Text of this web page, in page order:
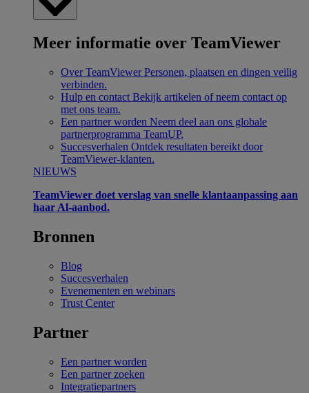
Meer informatie over TeamViewer
Over TeamViewer Personen, plaatsen en dingen veilig
verbinden.
Hulp en contact Bekijk artikelen of neem contact op
met ons team.
Een partner worden Neem deel aan ons globale
partnerprogramma TeamUP.
Succesverhalen Ontdek resultaten bereikt door
TeamViewer-klanten.
NIEUWS
TeamViewer doet verslag van snelle klantaanpassing aan
haar Al-aanbod.
Bronnen
Blog
Succesverhalen
Evenementen en webinars
Trust Center
Partner
Een partner worden
Een partner zoeken
Integratiepartners